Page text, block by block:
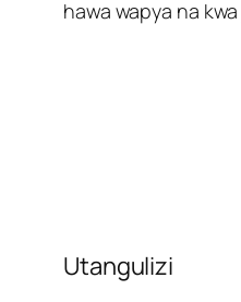
hawa wapya na
Utangulizi